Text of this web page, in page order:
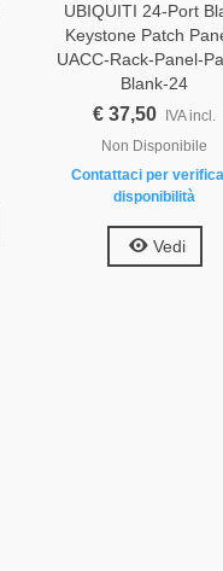
UBIQUITI 24-Port
Keystone Patch
UACC-Rack-Panel-
Blank-24
€ 37,50
IVA incl.
Non Disponibile
Contattaci per
disponibilità
Vedi